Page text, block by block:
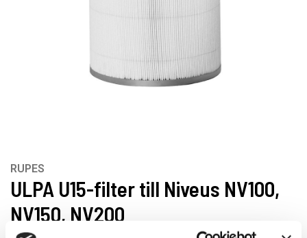
RUPES
ULPA U15-filter till Niveus NV100,
NV150, NV200